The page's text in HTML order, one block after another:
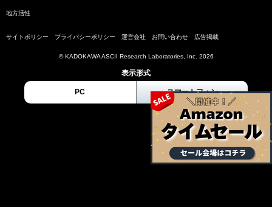
地方活性
サイトポリシー プライバシーポリシー 運営会社 お問い合わせ 広告掲載
© KADOKAWA ASCII Research Laboratories, Inc. 2026
表示形式
PC スマートフォン